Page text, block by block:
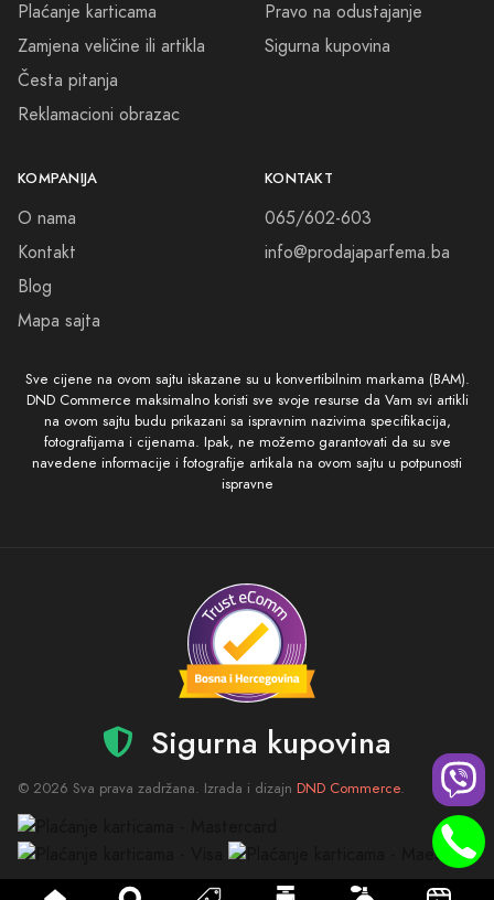
Plaćanje karticama
Zamjena veličine ili artikla
Česta pitanja
Reklamacioni obrazac
Pravo na odustajanje
Sigurna kupovina
KOMPANIJA
O nama
Kontakt
Blog
Mapa sajta
KONTAKT
065/602-603
info@prodajaparfema.ba
Sve cijene na ovom sajtu iskazane su u konvertibilnim markama (BAM).
DND Commerce maksimalno koristi sve svoje resurse da Vam svi artikli
na ovom sajtu budu prikazani sa ispravnim nazivima specifikacija,
fotografijama i cijenama. Ipak, ne možemo garantovati da su sve
navedene informacije i fotografije artikala na ovom sajtu u potpunosti
ispravne
Sigurna kupovina
© 2026 Sva prava zadržana. Izrada i dizajn DND Commerce.